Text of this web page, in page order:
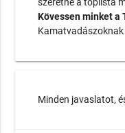
szeretne a toplista
Kövessen minket a
Kamatvadászoknak
Minden javaslatot,